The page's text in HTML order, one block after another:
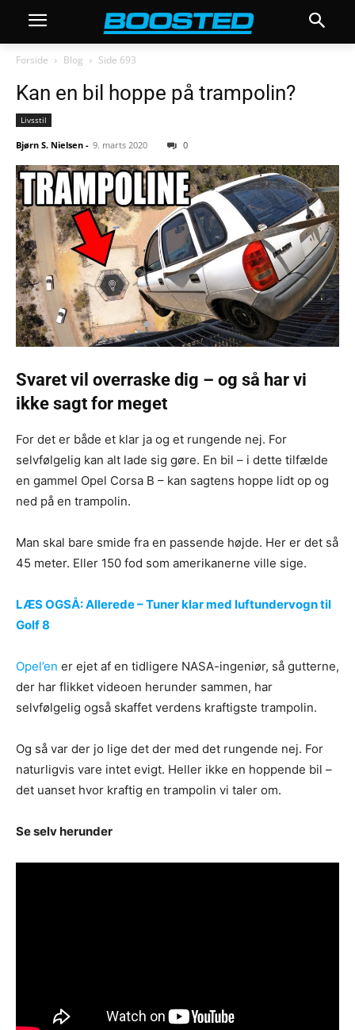
Forside Blog Side 693
Kan en bil hoppe på trampolin?
Livsstil
Bjørn S. Nielsen - 9. marts 2020 0
Svaret vil overraske dig – og så har vi
ikke sagt for meget
For det er både et klar ja og et rungende nej. For
selvfølgelig kan alt lade sig gøre. En bil – i dette tilfælde
en gammel Opel Corsa B – kan sagtens hoppe lidt op og
ned på en trampolin.
Man skal bare smide fra en passende højde. Her er det så
45 meter. Eller 150 fod som amerikanerne ville sige.
LÆS OGSÅ: Allerede – Tuner klar med luftundervogn til
Golf 8
Opel’en er ejet af en tidligere NASA-ingeniør, så gutterne,
der har flikket videoen herunder sammen, har
selvfølgelig også skaffet verdens kraftigste trampolin.
Og så var der jo lige det der med det rungende nej. For
naturligvis vare intet evigt. Heller ikke en hoppende bil –
det uanset hvor kraftig en trampolin vi taler om.
Se selv herunder